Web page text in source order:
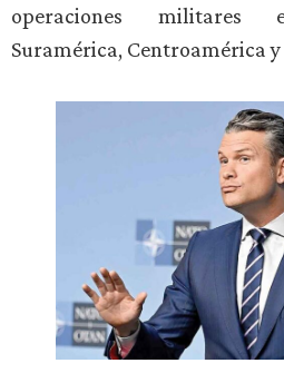
operaciones militares
Suramérica, Centroamérica